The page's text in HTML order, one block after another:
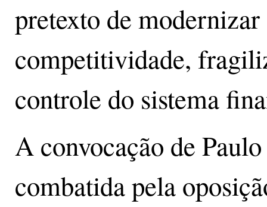
pretexto de
competitividade,
controle do sistema
A convocação de
combatida pela